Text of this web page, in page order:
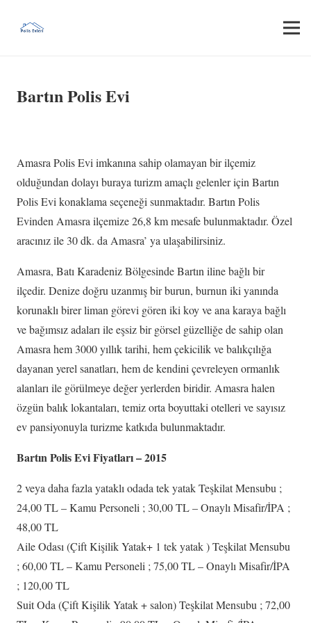
Bartın Polis Evi
Amasra Polis Evi imkanına sahip olamayan bir ilçemiz
olduğundan dolayı buraya turizm amaçlı gelenler için Bartın
Polis Evi konaklama seçeneği sunmaktadır. Bartın Polis
Evinden Amasra ilçemize 26,8 km mesafe bulunmaktadır. Özel
aracınız ile 30 dk. da Amasra’ ya ulaşabilirsiniz.
Amasra, Batı Karadeniz Bölgesinde Bartın iline bağlı bir
ilçedir. Denize doğru uzanmış bir burun, burnun iki yanında
korunaklı birer liman görevi gören iki koy ve ana karaya bağlı
ve bağımsız adaları ile eşsiz bir görsel güzelliğe de sahip olan
Amasra hem 3000 yıllık tarihi, hem çekicilik ve balıkçılığa
dayanan yerel sanatları, hem de kendini çevreleyen ormanlık
alanları ile görülmeye değer yerlerden biridir. Amasra halen
özgün balık lokantaları, temiz orta boyuttaki otelleri ve sayısız
ev pansiyonuyla turizme katkıda bulunmaktadır.
Bartın Polis Evi Fiyatları – 2015
2 veya daha fazla yataklı odada tek yatak Teşkilat Mensubu ;
24,00 TL – Kamu Personeli ; 30,00 TL – Onaylı Misafir/İPA ;
48,00 TL
Aile Odası (Çift Kişilik Yatak+ 1 tek yatak ) Teşkilat Mensubu
; 60,00 TL – Kamu Personeli ; 75,00 TL – Onaylı Misafir/İPA
; 120,00 TL
Suit Oda (Çift Kişilik Yatak + salon) Teşkilat Mensubu ; 72,00